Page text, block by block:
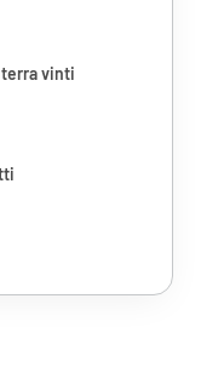
terra vinti